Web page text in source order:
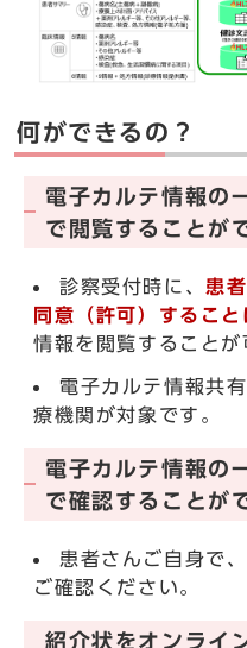
何ができるの？
電子カルテ情報の
で閲覧することが
診察受付時に、 患
同意（許可）すること
情報を閲覧することが
電子カルテ情報共
療機関が対象です。
電子カルテ情報の
で確認することが
患者さんご自身で
ご確認ください。
紹介状をオンライ